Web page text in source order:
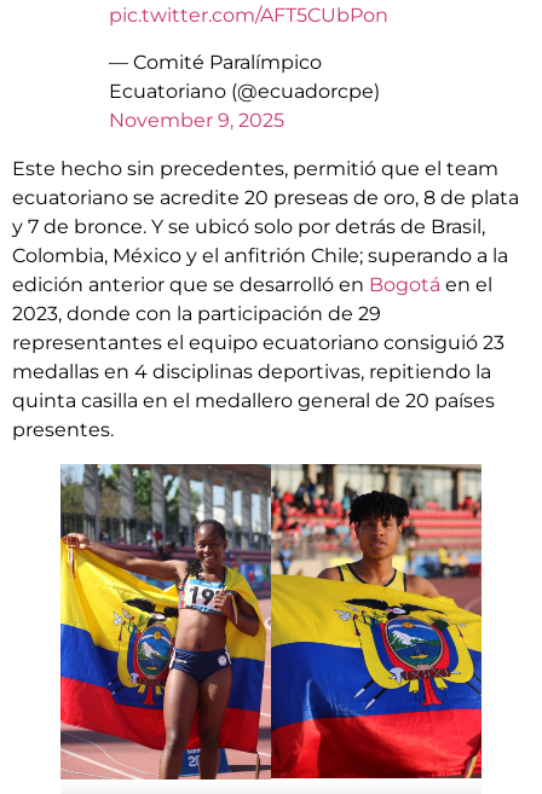
pic.twitter.com/AFT5CUbPon
— Comité Paralímpico
Ecuatoriano (@ecuadorcpe)
November 9, 2025
Este hecho sin precedentes, permitió que el team
ecuatoriano se acredite 20 preseas de oro, 8 de plata
y 7 de bronce. Y se ubicó solo por detrás de Brasil,
Colombia, México y el anfitrión Chile; superando a la
edición anterior que se desarrolló en Bogotá en el
2023, donde con la participación de 29
representantes el equipo ecuatoriano consiguió 23
medallas en 4 disciplinas deportivas, repitiendo la
quinta casilla en el medallero general de 20 países
presentes.